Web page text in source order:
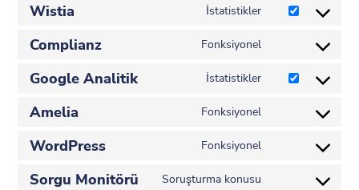
(elegant-
Wistia İstatistikler
Wistia
onay
Complianz Fonksiyonel
complianz
Google Analitik İstatistikler
googleHizmet
Amelia Fonksiyonel
WordPress Fonksiyonel
Wordpress
Sorgu Monitörü Soruşturma konusu